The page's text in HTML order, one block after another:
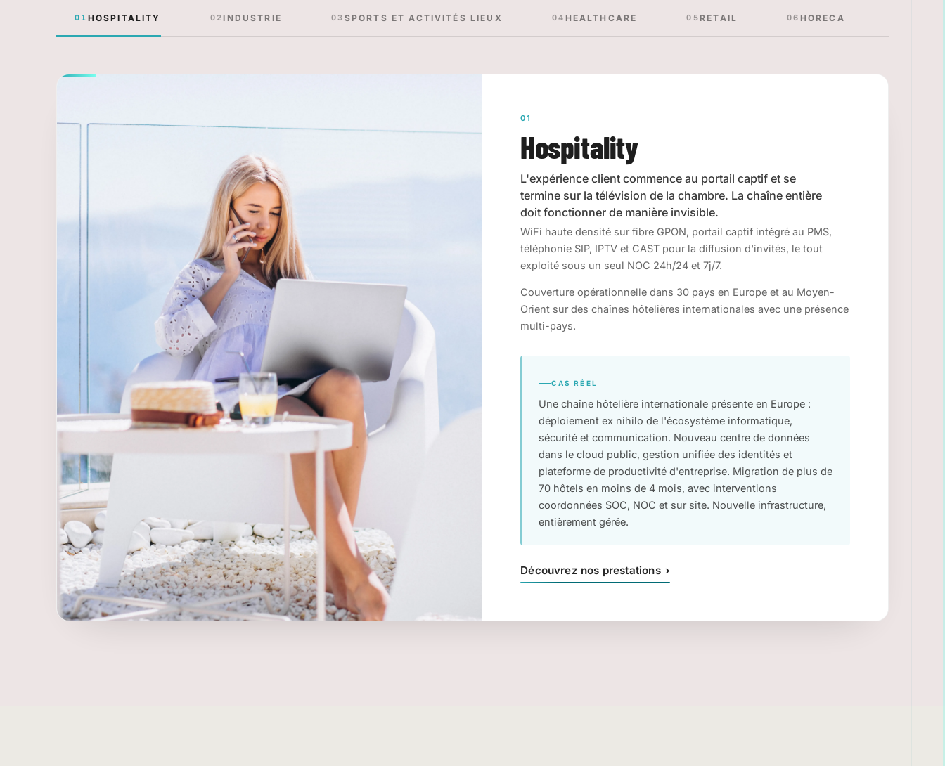
01 HOSPITALITY 02INDUSTRIE 03 SPORTS ET ACTIVITÉS LIEUX 04 HEALTHCARE 05RETAIL 06 HORECA
01
Hospitality
L'expérience client commence au portail captif et se
termine sur la télévision de la chambre. La chaîne entière
doit fonctionner de manière invisible.
WiFi haute densité sur fibre GPON, portail captif intégré au PMS,
téléphonie SIP, IPTV et CAST pour la diffusion d'invités, le tout
exploité sous un seul NOC 24h/24 et 7j/7.
Couverture opérationnelle dans 30 pays en Europe et au Moyen-
Orient sur des chaînes hôtelières internationales avec une présence
multi-pays.
CAS RÉEL
Une chaîne hôtelière internationale présente en Europe :
déploiement ex nihilo de l'écosystème informatique,
sécurité et communication. Nouveau centre de données
dans le cloud public, gestion unifiée des identités et
plateforme de productivité d'entreprise. Migration de plus de
70 hôtels en moins de 4 mois, avec interventions
coordonnées SOC, NOC et sur site. Nouvelle infrastructure,
entièrement gérée.
Découvrez nos prestations